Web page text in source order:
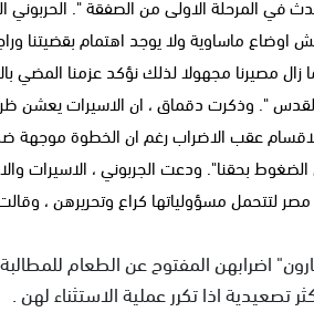
اوضاع ماساوية ولا يوجد اهتمام بقضيتنا
زال مصيرنا مجهولا لذلك نؤكد عزمنا المضي
". وذكرت دقماق ، ان الاسيرات يعشن
عقب الاضراب رغم ان الخطوة موجهة
الضغوط بحقنا". ودعت الجربوني ، الاسيرات
لتتحمل مسؤولياتها كراع وتحريرهن ،
اضرابهن المفتوح عن الطعام
اذا تكرر عملية الاستثناء لهن .